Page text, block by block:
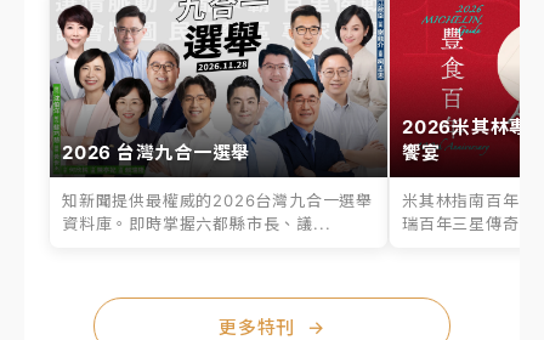
2026 台灣九合一選舉
知新聞提供最權威的2026台灣九合一選舉
資料庫。即時掌握六都縣市長、議...
2026米其林專
饗宴
米其林指南百年之
瑞百年三星傳奇、
更多特刊 →